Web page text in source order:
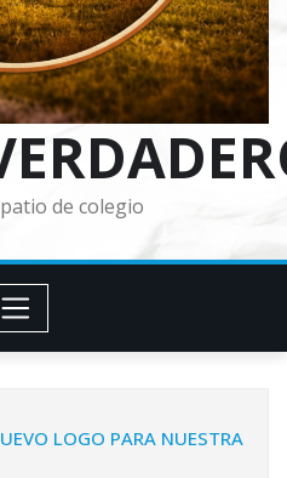
de colegio
LOGO PARA NUESTRA